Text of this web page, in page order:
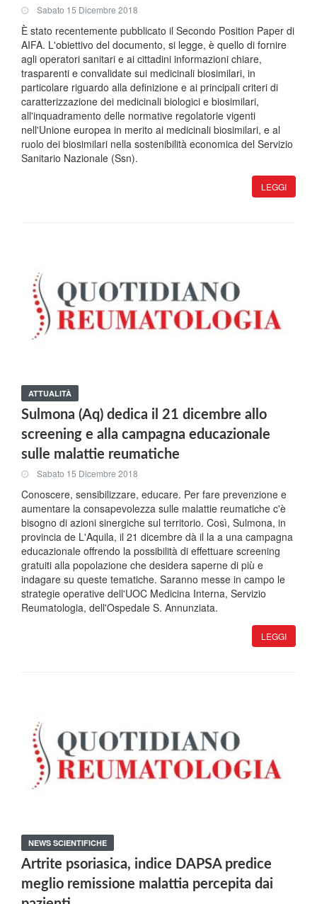
Sabato 15 Dicembre 2018
È stato recentemente pubblicato il Secondo Position Paper di
AIFA. L'obiettivo del documento, si legge, è quello di fornire
agli operatori sanitari e ai cittadini informazioni chiare,
trasparenti e convalidate sui medicinali biosimilari, in
particolare riguardo alla definizione e ai principali criteri di
caratterizzazione dei medicinali biologici e biosimilari,
all'inquadramento delle normative regolatorie vigenti
nell'Unione europea in merito ai medicinali biosimilari, e al
ruolo dei biosimilari nella sostenibilità economica del Servizio
Sanitario Nazionale (Ssn).
LEGGI
ATTUALITÀ
Sulmona (Aq) dedica il 21 dicembre allo
screening e alla campagna educazionale
sulle malattie reumatiche
Sabato 15 Dicembre 2018
Conoscere, sensibilizzare, educare. Per fare prevenzione e
aumentare la consapevolezza sulle malattie reumatiche c'è
bisogno di azioni sinergiche sul territorio. Così, Sulmona, in
provincia de L'Aquila, il 21 dicembre dà il la a una campagna
educazionale offrendo la possibilità di effettuare screening
gratuiti alla popolazione che desidera saperne di più e
indagare su queste tematiche. Saranno messe in campo le
strategie operative dell'UOC Medicina Interna, Servizio
Reumatologia, dell'Ospedale S. Annunziata.
LEGGI
NEWS SCIENTIFICHE
Artrite psoriasica, indice DAPSA predice
meglio remissione malattia percepita dai